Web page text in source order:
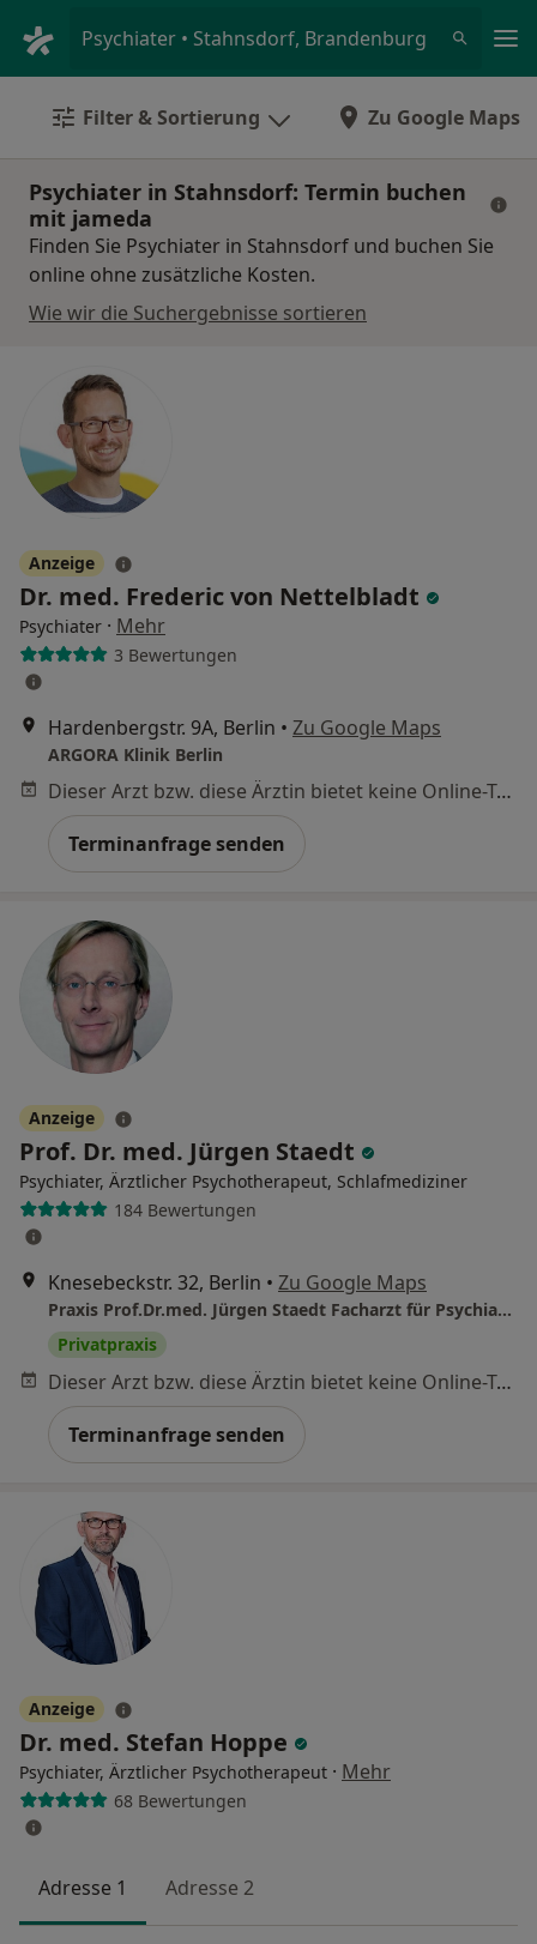
Psychiater • Stahnsdorf, Brandenburg
Filter & Sortierung Zu Google Maps
Psychiater in Stahnsdorf: Termin buchen
mit jameda
Finden Sie Psychiater in Stahnsdorf und buchen Sie
online ohne zusätzliche Kosten.
Wie wir die Suchergebnisse sortieren
Anzeige
Dr. med. Frederic von Nettelbladt
Psychiater · Mehr
3 Bewertungen
Hardenbergstr. 9A, Berlin • Zu Google Maps
ARGORA Klinik Berlin
Dieser Arzt bzw. diese Ärztin bietet keine Online-Terminbuchung an diesem Standort an.
Terminanfrage senden
Anzeige
Prof. Dr. med. Jürgen Staedt
Psychiater, Ärztlicher Psychotherapeut, Schlafmediziner
184 Bewertungen
Knesebeckstr. 32, Berlin • Zu Google Maps
Praxis Prof.Dr.med. Jürgen Staedt Facharzt für Psychiatrie und Psychotherapie
Privatpraxis
Dieser Arzt bzw. diese Ärztin bietet keine Online-Terminbuchung an diesem Standort an.
Terminanfrage senden
Anzeige
Dr. med. Stefan Hoppe
Psychiater, Ärztlicher Psychotherapeut · Mehr
68 Bewertungen
Adresse 1 Adresse 2